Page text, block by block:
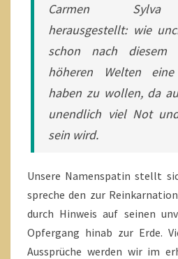
Carmen Sylva
herausgestellt: wie
schon nach diesem
höheren Welten
haben zu wollen, da
unendlich viel Not
sein wird.
Unsere Namenspatin stellt
spreche den zur
durch Hinweis auf seinen
Opfergang hinab zur Erde.
Aussprüche werden wir im